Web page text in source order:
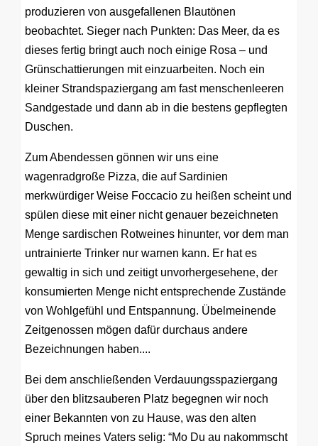
produzieren von ausgefallenen Blautönen
beobachtet. Sieger nach Punkten: Das Meer, da es
dieses fertig bringt auch noch einige Rosa – und
Grünschattierungen mit einzuarbeiten. Noch ein
kleiner Strandspaziergang am fast menschenleeren
Sandgestade und dann ab in die bestens gepflegten
Duschen.
Zum Abendessen gönnen wir uns eine
wagenradgroße Pizza, die auf Sardinien
merkwürdiger Weise Foccacio zu heißen scheint und
spülen diese mit einer nicht genauer bezeichneten
Menge sardischen Rotweines hinunter, vor dem man
untrainierte Trinker nur warnen kann. Er hat es
gewaltig in sich und zeitigt unvorhergesehene, der
konsumierten Menge nicht entsprechende Zustände
von Wohlgefühl und Entspannung. Übelmeinende
Zeitgenossen mögen dafür durchaus andere
Bezeichnungen haben....
Bei dem anschließenden Verdauungsspaziergang
über den blitzsauberen Platz begegnen wir noch
einer Bekannten von zu Hause, was den alten
Spruch meines Vaters selig: “Mo Du au nakommscht